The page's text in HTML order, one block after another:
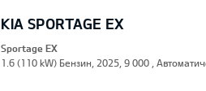
KIA SPORTAGE EX
Sportage EX
1.6 (110 kW) Бензин, 2025, 9 000 ,